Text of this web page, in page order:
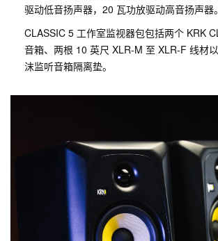
驱动低音扬声器，20 瓦功放驱动高音扬声器。
CLASSIC 5 工作室监视器包包括两个 KRK
音箱、两根 10 英尺 XLR-M 至 XLR-F 线材
沫监听音箱隔离垫。